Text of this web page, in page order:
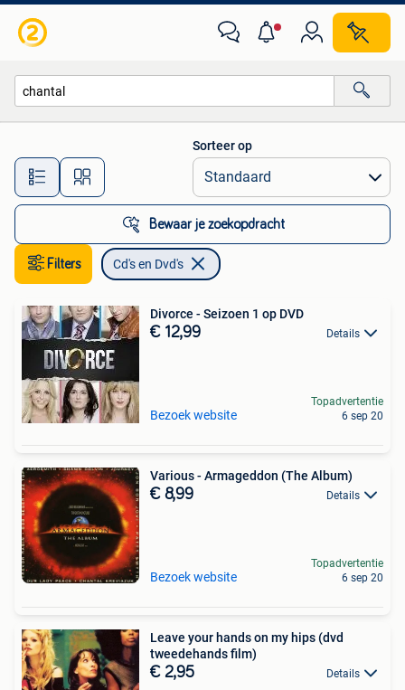
Alle afstanden…
Sorteer op
Bewaar je zoekopdracht
Filters Cd's en Dvd's
Divorce - Seizoen 1 op DVD
€ 12,99 Details
Bezoek website
Topadvertentie
6 sep 20
Various - Armageddon (The Album)
€ 8,99 Details
Bezoek website
Topadvertentie
6 sep 20
Leave your hands on my hips (dvd
tweedehands film)
€ 2,95 Details